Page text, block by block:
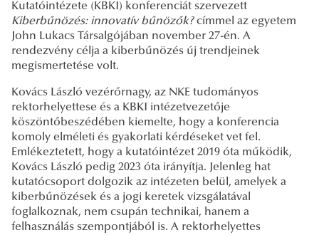
Kutatóintézete (KBKI) konferenciát szervezett
Kiberbűnözés: innovatív bűnözők?címmel az egyetem
John Lukacs Társalgójában november 27-én. A
rendezvény célja a kiberbűnözés új trendjeinek
megismertetése volt.
Kovács László vezérőrnagy, az NKE tudományos
rektorhelyettese és a KBKI intézetvezetője
köszöntőbeszédében kiemelte, hogy a konferencia
komoly elméleti és gyakorlati kérdéseket vet fel.
Emlékeztetett, hogy a kutatóintézet 2019 óta működik,
Kovács László pedig 2023 óta irányítja. Jelenleg hat
kutatócsoport dolgozik az intézeten belül, amelyek a
kiberbűnözések és a jogi keretek vizsgálatával
foglalkoznak, nem csupán technikai, hanem a
felhasználás szempontjából is. A rektorhelyettes